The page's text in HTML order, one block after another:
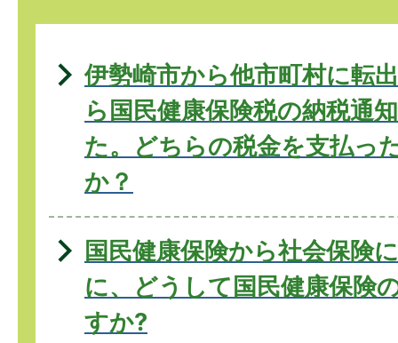
伊勢崎市から他市町村に転
ら国民健康保険税の納税通
た。どちらの税金を支払っ
か？
国民健康保険から社会保険
に、どうして国民健康保険
すか?